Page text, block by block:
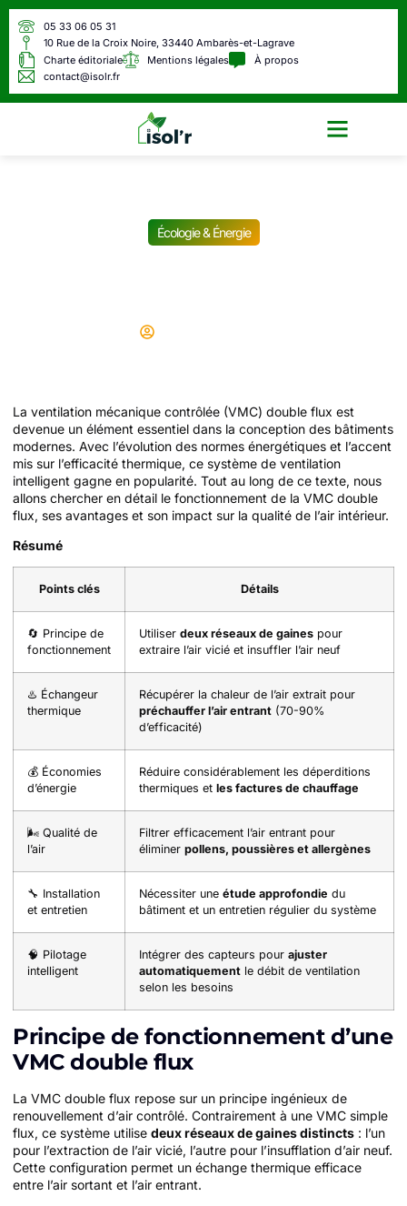
05 33 06 05 31
10 Rue de la Croix Noire, 33440 Ambarès-et-Lagrave
Charte éditoriale
Mentions légales
À propos
contact@isolr.fr
Écologie & Énergie
La ventilation mécanique contrôlée (VMC) double flux est
devenue un élément essentiel dans la conception des bâtiments
modernes. Avec l’évolution des normes énergétiques et l’accent
mis sur l’efficacité thermique, ce système de ventilation
intelligent gagne en popularité. Tout au long de ce texte, nous
allons chercher en détail le fonctionnement de la VMC double
flux, ses avantages et son impact sur la qualité de l’air intérieur.
Résumé
Points clés Détails
🔄 Principe de
fonctionnement
Utiliser deux réseaux de gaines pour
extraire l’air vicié et insuffler l’air neuf
♨️ Échangeur
thermique
Récupérer la chaleur de l’air extrait pour
préchauffer l’air entrant (70-90%
d’efficacité)
💰 Économies
d’énergie
Réduire considérablement les déperditions
thermiques et les factures de chauffage
🌬️ Qualité de
l’air
Filtrer efficacement l’air entrant pour
éliminer pollens, poussières et allergènes
🔧 Installation
et entretien
Nécessiter une étude approfondie du
bâtiment et un entretien régulier du système
🧠 Pilotage
intelligent
Intégrer des capteurs pour ajuster
automatiquement le débit de ventilation
selon les besoins
Principe de fonctionnement d’une
VMC double flux
La VMC double flux repose sur un principe ingénieux de
renouvellement d’air contrôlé. Contrairement à une VMC simple
flux, ce système utilise deux réseaux de gaines distincts : l’un
pour l’extraction de l’air vicié, l’autre pour l’insufflation d’air neuf.
Cette configuration permet un échange thermique efficace
entre l’air sortant et l’air entrant.